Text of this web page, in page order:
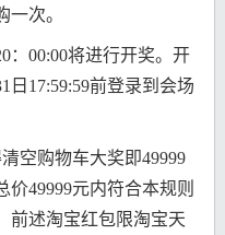
次。
：00:00将进行开奖。开
日17:59:59前登录到会场
空购物车大奖即49999
价49999元内符合本规则
前述淘宝红包限淘宝天